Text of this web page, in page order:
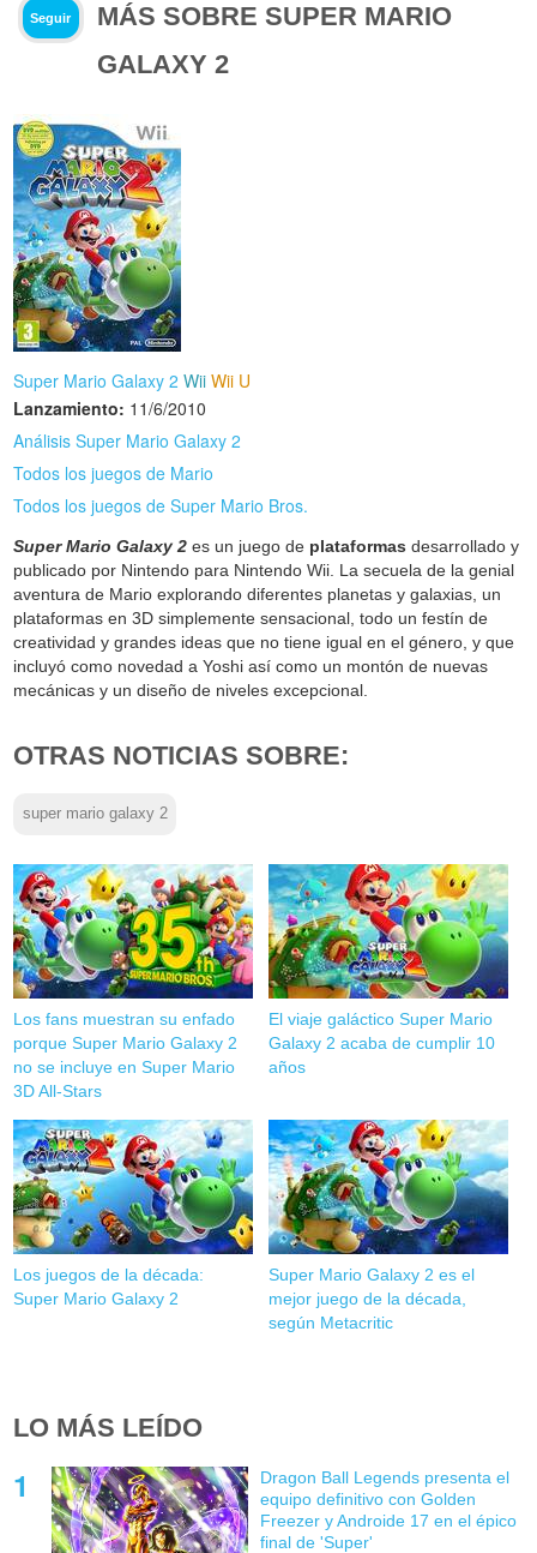
Seguir
MÁS SOBRE SUPER MARIO
GALAXY 2
Super Mario Galaxy 2 Wii Wii U
Lanzamiento: 11/6/2010
Análisis Super Mario Galaxy 2
Todos los juegos de Mario
Todos los juegos de Super Mario Bros.
Super Mario Galaxy 2 es un juego de plataformas desarrollado y
publicado por Nintendo para Nintendo Wii. La secuela de la genial
aventura de Mario explorando diferentes planetas y galaxias, un
plataformas en 3D simplemente sensacional, todo un festín de
creatividad y grandes ideas que no tiene igual en el género, y que
incluyó como novedad a Yoshi así como un montón de nuevas
mecánicas y un diseño de niveles excepcional.
OTRAS NOTICIAS SOBRE:
super mario galaxy 2
Los fans muestran su enfado
porque Super Mario Galaxy 2
no se incluye en Super Mario
3D All-Stars
El viaje galáctico Super Mario
Galaxy 2 acaba de cumplir 10
años
Los juegos de la década:
Super Mario Galaxy 2
Super Mario Galaxy 2 es el
mejor juego de la década,
según Metacritic
LO MÁS LEÍDO
Dragon Ball Legends presenta el
equipo definitivo con Golden
Freezer y Androide 17 en el épico
final de 'Super'